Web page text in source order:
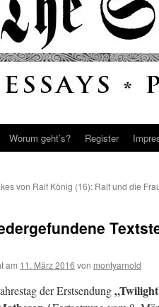
Worum geht’s? Register
von Ralf König (16): Ralf und die
am 11. März 2016 von montyarnold
der Erstsendung